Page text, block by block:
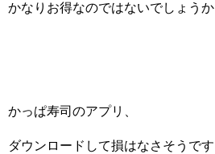
かなりお得なのではないでしょうか
かっぱ寿司のアプリ、
ダウンロードして損はなさそうです